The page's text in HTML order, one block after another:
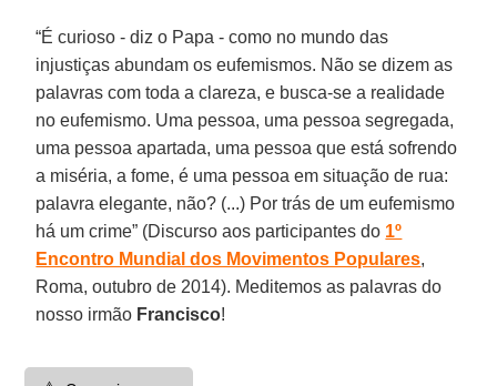
“É curioso - diz o Papa - como no mundo das
injustiças abundam os eufemismos. Não se dizem as
palavras com toda a clareza, e busca-se a realidade
no eufemismo. Uma pessoa, uma pessoa segregada,
uma pessoa apartada, uma pessoa que está sofrendo
a miséria, a fome, é uma pessoa em situação de rua:
palavra elegante, não? (...) Por trás de um eufemismo
há um crime” (Discurso aos participantes do 1º
Encontro Mundial dos Movimentos Populares,
Roma, outubro de 2014). Meditemos as palavras do
nosso irmão Francisco!